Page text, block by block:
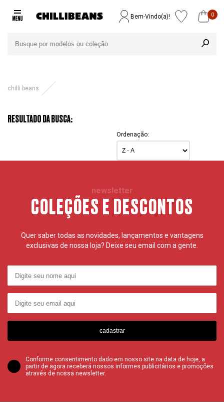
Bem-Vindo(a)! 0
chilli beans
RESULTADO DA BUSCA:
Ordenação:
newsletter
COLEÇÕES E DESCONTOS
Quer saber todas as novidades, lançamentos e vantagens
exclusivas de nossa loja? Deixe seu email com a gente.
cadastrar
Conforme consentimento dado em nosso site na data de hoje, a
partir de agora receberá nossos informes publicitários e promoções
através de nossa newsletter.